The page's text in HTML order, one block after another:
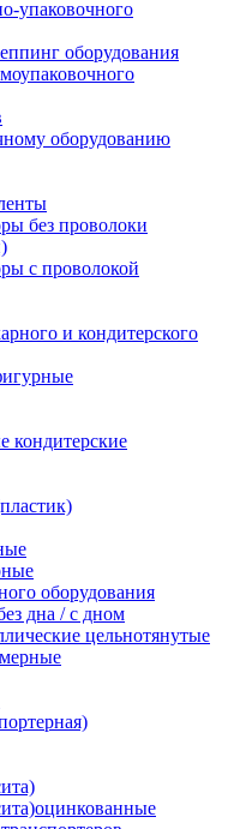
упаковочного
оборудования
оборудованию
без проволоки
с проволокой
и кондитерского
кондитерские
оборудования
дна / с дном
цельнотянутые